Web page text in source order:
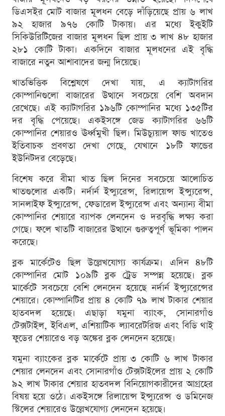
ডিএসইর মোট বাজার মূলধন বেড়ে দাঁড়িয়েছে প্রায় ৬ লাখ
৯২ হাজার ৯৭৬ কোটি টাকায়। এর মধ্যে ইকুইটি
সিকিউরিটিজের বাজার মূলধন ছিল প্রায় ৩ লাখ ৪৮ হাজার
২৮১ কোটি টাকা। একদিনে বাজার মূলধনের এই বৃদ্ধি
বাজারে নতুন আশাবাদের জন্ম দিয়েছে।
খাতভিত্তিক বিশ্লেষণে দেখা যায়, এ ক্যাটাগরির
কোম্পানিগুলো বাজারের উত্থানে সবচেয়ে বেশি অবদান
রেখেছে। এই ক্যাটাগরির ১৯৬টি কোম্পানির মধ্যে ১৩৫টির
দর বৃদ্ধি পেয়েছে। একইসঙ্গে জেড ক্যাটাগরির ৬৬টি
কোম্পানির শেয়ারও ঊর্ধ্বমুখী ছিল। মিউচ্যুয়াল ফান্ড খাতেও
ইতিবাচক প্রবণতা দেখা গেছে, যেখানে ১৮টি ফান্ডের
ইউনিটদর বেড়েছে।
বিশেষ করে বীমা খাত ছিল দিনের সবচেয়ে আলোচিত
খাতগুলোর একটি। নর্দার্ন ইন্স্যুরেন্স, রিলায়েন্স ইন্স্যুরেন্স,
সানলাইফ ইন্স্যুরেন্স, ফেডারেল ইন্স্যুরেন্স এবং অন্যান্য বীমা
কোম্পানির শেয়ারে ব্যাপক লেনদেন ও দরবৃদ্ধি লক্ষ্য করা
গেছে। ফলে খাতটি বাজারের উত্থানে গুরুত্বপূর্ণ ভূমিকা পালন
করেছে।
ব্লক মার্কেটেও ছিল উল্লেখযোগ্য কার্যক্রম। এদিন ৪৮টি
কোম্পানির মোট ১০৯টি ব্লক ট্রেড সম্পন্ন হয়েছে। ব্লক
মার্কেটে সবচেয়ে বেশি লেনদেন হয়েছে নর্দার্ন ইন্স্যুরেন্সের
শেয়ারে। কোম্পানিটির প্রায় ৪ কোটি ৭৯ লাখ টাকার শেয়ার
হাতবদল হয়েছে। এছাড়া যমুনা ব্যাংক, সোনারগাঁও
টেক্সটাইল, ইবিএল, এশিয়াটিক ল্যাবরেটরিজ এবং বিডি থাই
ফুডের শেয়ারেও বড় অঙ্কের ব্লক লেনদেন হয়েছে।
যমুনা ব্যাংকের ব্লক মার্কেটে প্রায় ৩ কোটি ৬ লাখ টাকার
শেয়ার লেনদেন এবং সোনারগাঁও টেক্সটাইলের প্রায় ২ কোটি
৯২ লাখ টাকার শেয়ার হাতবদল বিনিয়োগকারীদের আগ্রহের
বিষয় হয়ে ওঠে। একইসঙ্গে রিলায়েন্স ইন্স্যুরেন্স ও ডমিনেজ
স্টিলের শেয়ারেও উল্লেখযোগ্য লেনদেন হয়েছে।